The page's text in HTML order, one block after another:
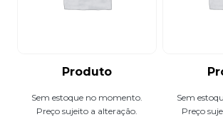
Produto
Sem estoque no momento.
Preço sujeito a alteração.
Sem
Preço